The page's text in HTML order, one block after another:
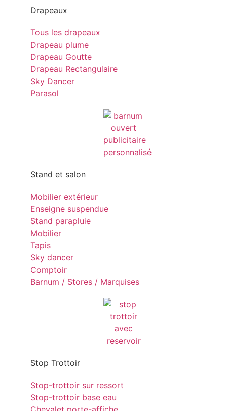
Drapeaux
Tous les drapeaux
Drapeau plume
Drapeau Goutte
Drapeau Rectangulaire
Sky Dancer
Parasol
Stand et salon
Mobilier extérieur
Enseigne suspendue
Stand parapluie
Mobilier
Tapis
Sky dancer
Comptoir
Barnum / Stores / Marquises
Stop Trottoir
Stop-trottoir sur ressort
Stop-trottoir base eau